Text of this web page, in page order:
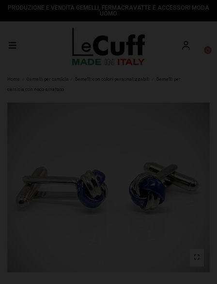
PRODUZIONE E VENDITA GEMELLI, FERMACRAVATTE E ACCESSORI MODA
UOMO
Home Gemelli per camicia Gemelli con colori personalizzabili
Gemelli per
camicia con nodo smaltato